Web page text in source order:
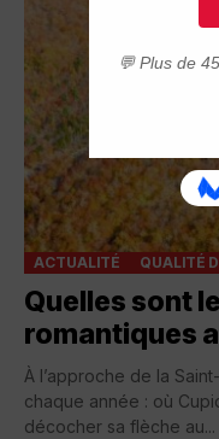
ACTUALITÉ QUALITÉ
Quelles sont
romantiques
À l’approche de la
chaque année : où
décocher sa flèche au...